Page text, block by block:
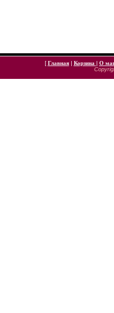
[ Главная| Корзина | О